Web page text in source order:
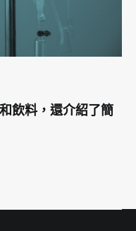
飲料，還介紹了簡